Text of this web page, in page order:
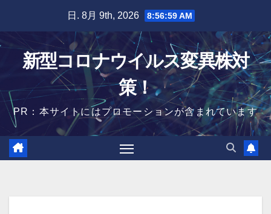
content
日. 8月 9th, 2026 8:57:00 AM
新型コロナウイルス変異株対
策！
PR：本サイトにはプロモーションが含まれています